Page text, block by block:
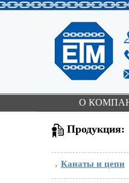
О
Продукция:
Канаты и цепи